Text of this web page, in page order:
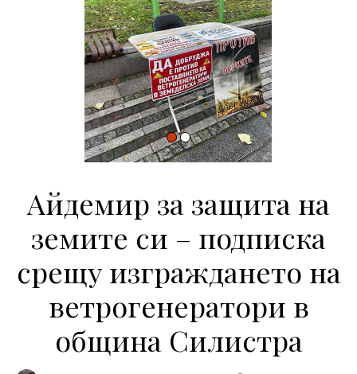
Айдемир за защита на
земите си – подписка
срещу изграждането на
ветрогенератори в
община Силистра